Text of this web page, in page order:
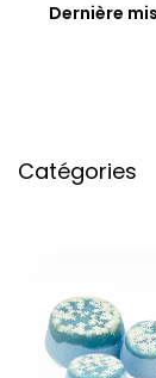
Dernière
Catégories